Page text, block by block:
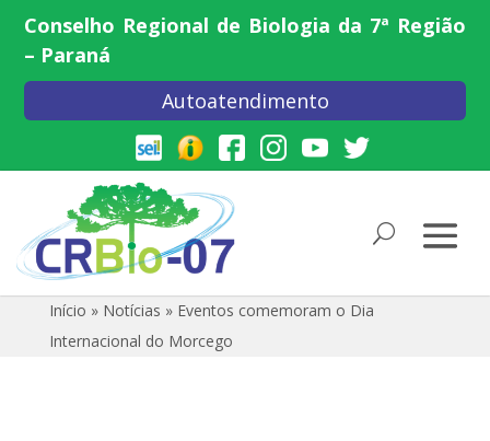
Conselho Regional de Biologia da 7ª Região
– Paraná
Autoatendimento
Início » Notícias » Eventos comemoram o Dia
Internacional do Morcego